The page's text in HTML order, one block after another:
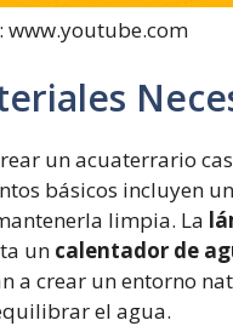
www.youtube.com
un acuaterrario
básicos incluyen un
limpia. La
un calentador de
a crear un entorno
el agua.